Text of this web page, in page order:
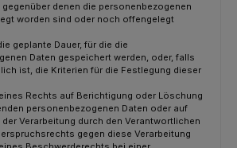
gegenüber denen die personenbezogenen
worden sind oder noch offengelegt
geplante Dauer, für die die
Daten gespeichert werden, oder, falls
ist, die Kriterien für die Festlegung dieser
Rechts auf Berichtigung oder Löschung
personenbezogenen Daten oder auf
Verarbeitung durch den Verantwortlichen
gegen diese Verarbeitung